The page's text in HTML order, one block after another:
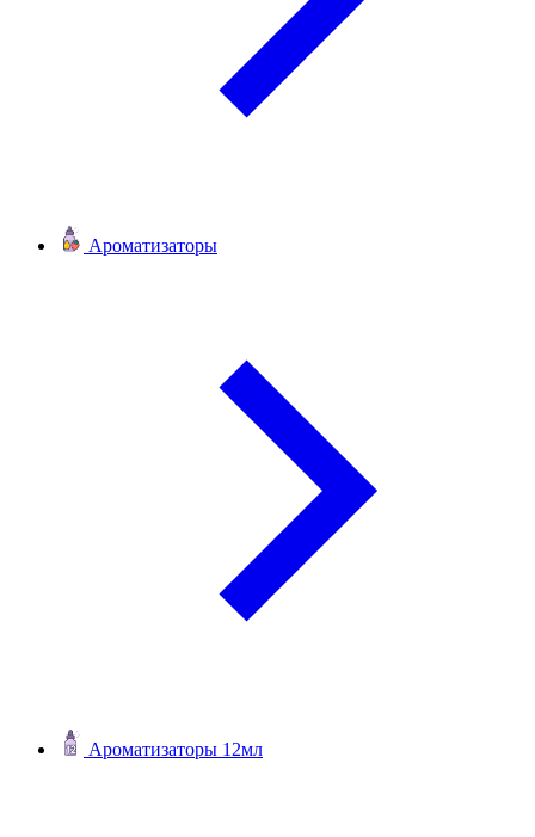
Ароматизаторы
Ароматизаторы 12мл